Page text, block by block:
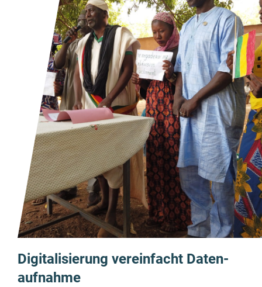
Digi­tali­sierung verein­facht Daten­
auf­nahme